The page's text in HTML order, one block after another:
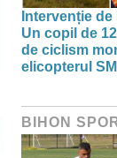
Intervenție
Un copil de
de ciclism
elicopterul
BIHON